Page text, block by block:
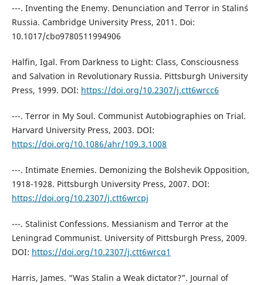
---. Inventing the Enemy. Denunciation and Terror in Stalin´s
Russia. Cambridge University Press, 2011. Doi:
10.1017/cbo9780511994906
Halfin, Igal. From Darkness to Light: Class, Consciousness
and Salvation in Revolutionary Russia. Pittsburgh University
Press, 1999. DOI: https://doi.org/10.2307/j.ctt6wrcc6
---. Terror in My Soul. Communist Autobiographies on Trial.
Harvard University Press, 2003. DOI:
https://doi.org/10.1086/ahr/109.3.1008
---. Intimate Enemies. Demonizing the Bolshevik Opposition,
1918-1928. Pittsburgh University Press, 2007. DOI:
https://doi.org/10.2307/j.ctt6wrcpj
---. Stalinist Confessions. Messianism and Terror at the
Leningrad Communist. University of Pittsburgh Press, 2009.
DOI: https://doi.org/10.2307/j.ctt6wrcq1
Harris, James. “Was Stalin a Weak dictator?”. Journal of